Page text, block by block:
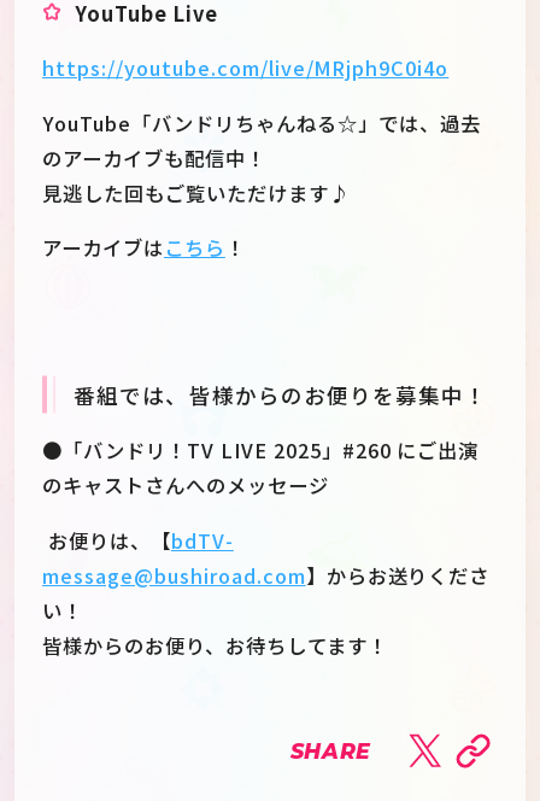
YouTube Live
https://youtube.com/live/MRjph9C0i4o
YouTube「バンドリちゃんねる☆」では、過去
のアーカイブも配信中！
見逃した回もご覧いただけます♪
アーカイブは こちら ！
番組では、皆様からのお便りを募集中！
●「バンドリ！TV LIVE 2025」#260 にご出演
のキャストさんへのメッセージ
お便りは、【bdTV-
message@bushiroad.com】からお送りくださ
い！
皆様からのお便り、お待ちしてます！
SHARE